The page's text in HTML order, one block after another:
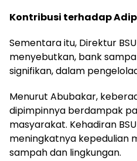
Kontribusi terhadap
Sementara itu, Direktur
menyebutkan, bank
signifikan, dalam
Menurut Abubakar,
dipimpinnya berdampak
masyarakat. Kehadiran
meningkatnya kepedulian
sampah dan lingkungan.